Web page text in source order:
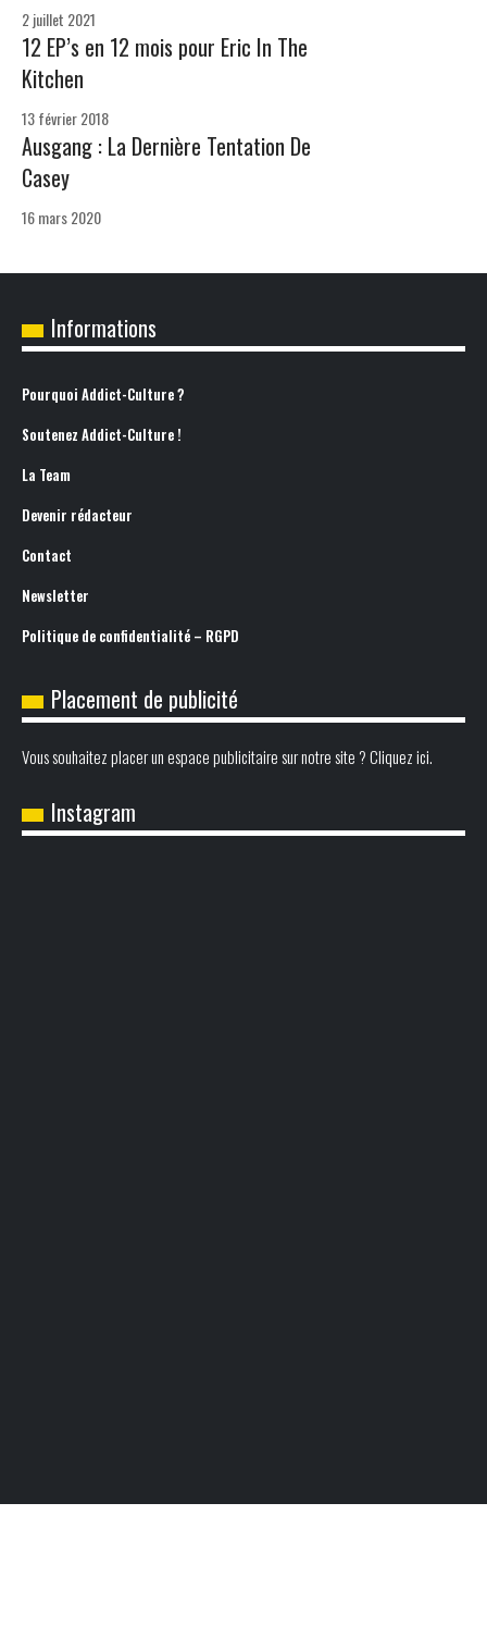
2 juillet 2021
12 EP’s en 12 mois pour Eric In The
Kitchen
13 février 2018
Ausgang : La Dernière Tentation De
Casey
16 mars 2020
Informations
Pourquoi Addict-Culture ?
Soutenez Addict-Culture !
La Team
Devenir rédacteur
Contact
Newsletter
Politique de confidentialité – RGPD
Placement de publicité
Vous souhaitez placer un espace publicitaire sur notre site ? Cliquez ici.
Instagram